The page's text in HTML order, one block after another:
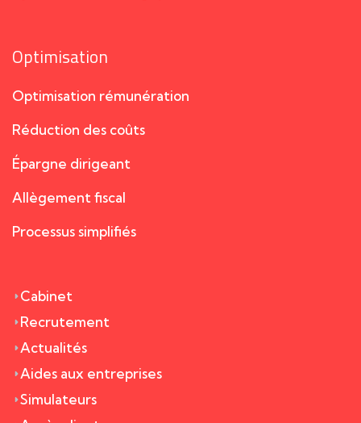
Optimisation
Optimisation rémunération
Réduction des coûts
Épargne dirigeant
Allègement fiscal
Processus simplifiés
Cabinet
Recrutement
Actualités
Aides aux entreprises
Simulateurs